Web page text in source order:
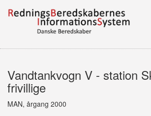
Vandtankvogn V - station
frivillige
MAN, årgang 2000